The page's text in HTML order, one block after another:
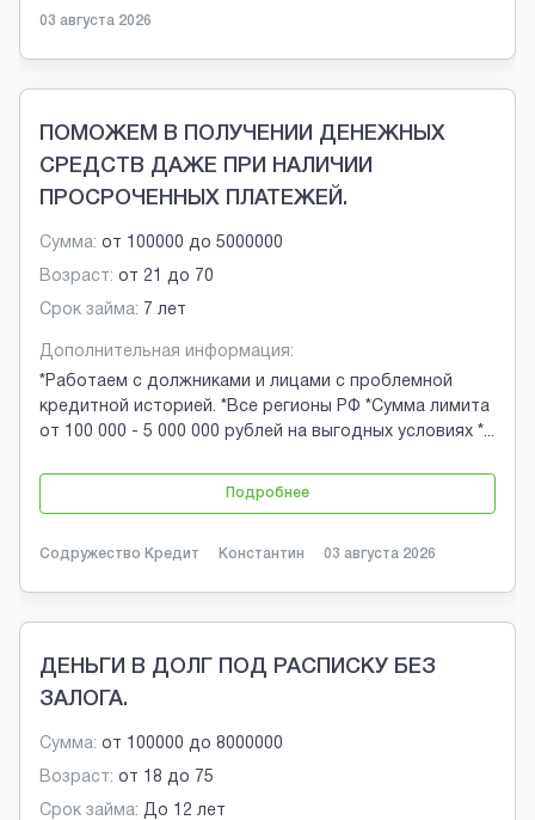
03 августа 2026
ПОМОЖЕМ В ПОЛУЧЕНИИ ДЕНЕЖНЫХ
СРЕДСТВ ДАЖЕ ПРИ НАЛИЧИИ
ПРОСРОЧЕННЫХ ПЛАТЕЖЕЙ.
Сумма: от 100000 до 5000000
Возраст: от 21 до 70
Срок займа: 7 лет
Дополнительная информация:
*Работаем с должниками и лицами с проблемной
кредитной историей. *Все регионы РФ *Сумма лимита
от 100 000 - 5 000 000 рублей на выгодных условиях *...
Подробнее
Содружество Кредит Константин 03 августа 2026
ДЕНЬГИ В ДОЛГ ПОД РАСПИСКУ БЕЗ
ЗАЛОГА.
Сумма: от 100000 до 8000000
Возраст: от 18 до 75
Срок займа: До 12 лет